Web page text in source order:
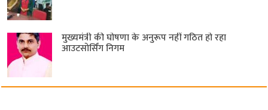
मुख्यमंत्री की घोषणा के अनुरूप नहीं गठित हो रहा
आउटसोर्सिंग निगम